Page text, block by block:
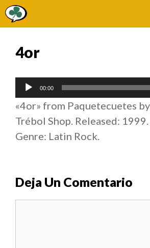
Saltar
4or
Reproductor
de
audio
00:00
«4or» from Paquetecuetes
Trébol Shop. Released:
Genre: Latin Rock.
Deja Un Comentario